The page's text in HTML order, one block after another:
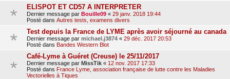
ELISPOT ET CD57 A INTERPRETER
Dernier message par Bouille09 « 29 janv. 2018 19:44
Posté dans Autres tests, examens divers
Test depuis la France de LYME après avoir séjourné au canada
Dernier message par michael.j3874 « 29 déc. 2017 20:53
Posté dans Bandes Western Blot
Café-Lyme à Guéret (Creuse) le 25/11/2017
Dernier message par MissTik « 12 nov. 2017 17:33
Posté dans France Lyme, association française de lutte contre les Maladies
Vectorielles à Tiques